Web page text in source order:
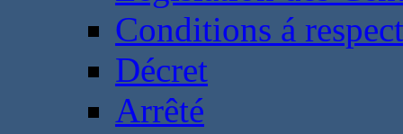
Conditions á
Décret
Arrêté